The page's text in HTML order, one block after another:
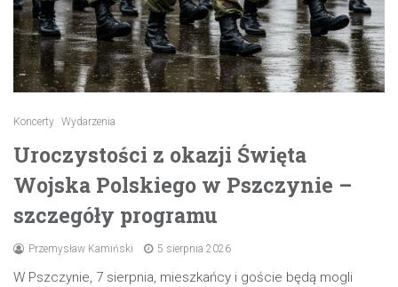
Koncerty Wydarzenia
Uroczystości z okazji Święta
Wojska Polskiego w Pszczynie –
szczegóły programu
Przemysław Kamiński 5 sierpnia 2026
W Pszczynie, 7 sierpnia, mieszkańcy i goście będą mogli